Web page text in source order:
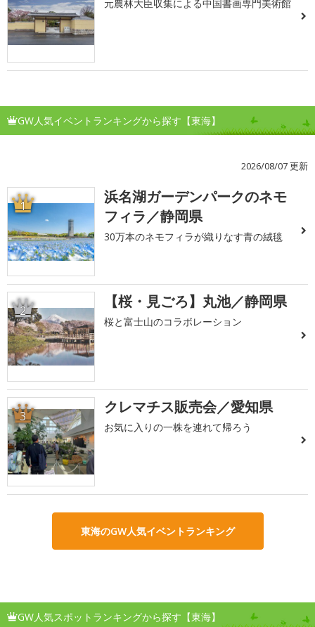
元農林大臣収集による中国書画専門美術館
GW人気イベントランキングから探す【東海】
2026/08/07 更新
1
浜名湖ガーデンパークのネモ
フィラ／静岡県
30万本のネモフィラが織りなす青の絨毯
2 【桜・見ごろ】丸池／静岡県
桜と富士山のコラボレーション
3 クレマチス販売会／愛知県
お気に入りの一株を連れて帰ろう
東海のGW人気イベントランキング
GW人気スポットランキングから探す【東海】